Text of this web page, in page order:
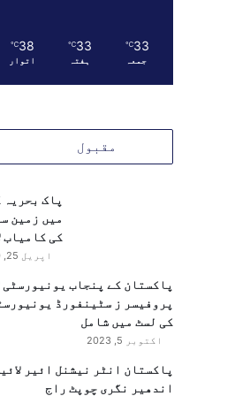
33
℃
جمعہ
33
℃
ہفتہ
38
℃
اتوار
مقبول
پاک
میں زمین
کی کامیاب
اپریل 25, 2020
پاکستان کے پنجاب یونیورسٹی
پروفیسر ز سٹینفورڈ
کی لسٹ میں شامل
اکتوبر 5, 2023
پاکستان انٹر نیشنل ائیر
اندھیر نگری چوپٹ راج